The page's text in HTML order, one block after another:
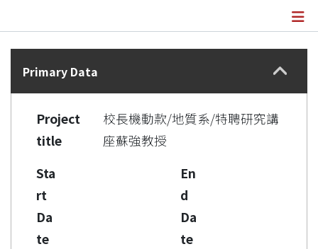
Statistics
Details
Primary Data
Project
title
校長機動款/地質系/特聘研究講
座蘇強教授
Sta
rt
Da
te
En
d
Da
te